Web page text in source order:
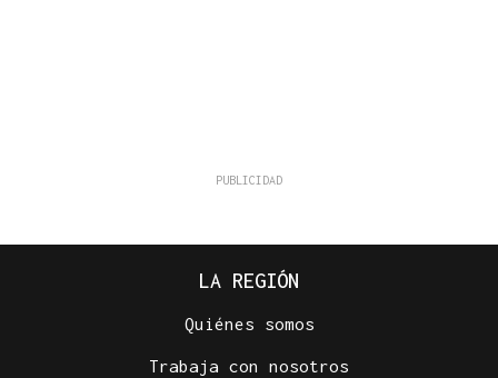
LA REGIÓN
Quiénes somos
Trabaja con nosotros